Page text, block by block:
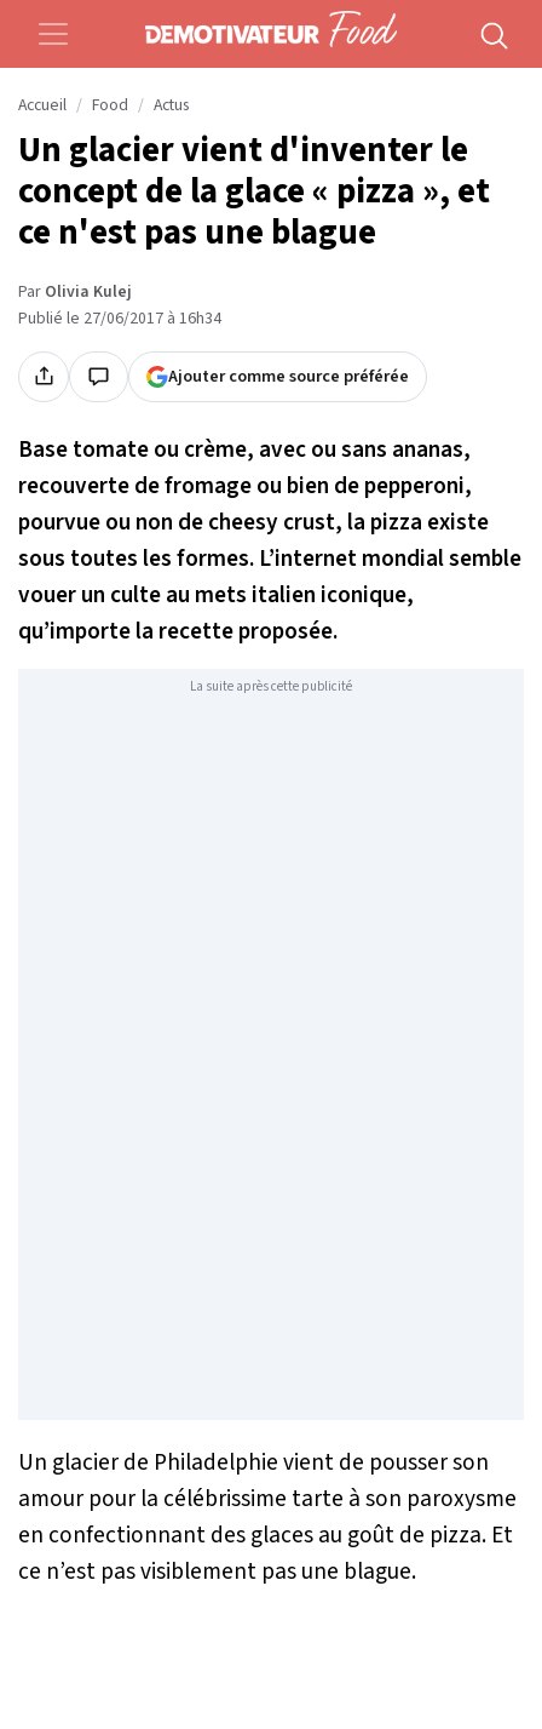
Accueil Food Actus
Un glacier vient d'inventer le
concept de la glace « pizza », et
ce n'est pas une blague
Par Olivia Kulej
Publié le 27/06/2017 à 16h34
Ajouter comme source préférée
Base tomate ou crème, avec ou sans ananas,
recouverte de fromage ou bien de pepperoni,
pourvue ou non decheesy crust, la pizza existe
sous toutes les formes. L’internet mondial semble
vouer un culte au mets italien iconique,
qu’importe la recette proposée.
La suite après cette publicité
Un glacier de Philadelphie vient de pousser son
amour pour la célébrissime tarte à son paroxysme
en confectionnant des glaces au goût de pizza. Et
ce n’est pas visiblement pas une blague.